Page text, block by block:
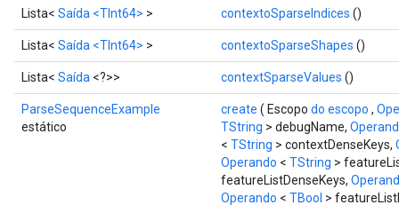
Lista< Saída <TInt64> > contextoSparseIndices ()
Lista< Saída <TInt64> > contextoSparseShapes ()
Lista< Saída <?>> contextSparseValues ()
ParseSequenceExample
estático
create ( Escopo do escopo ,
TString > debugName,
< TString > contextDenseKeys,
Operando < TString >
featureListDenseKeys,
Operando < TBool >